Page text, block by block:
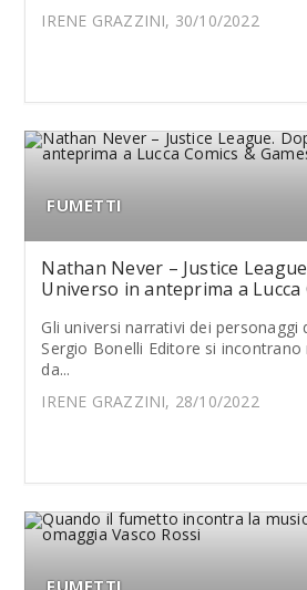
IRENE GRAZZINI, 30/10/2022
FUMETTI
Nathan Never – Justice
Universo in anteprima a Lucca
Gli universi narrativi dei personaggi
Sergio Bonelli Editore si
da...
IRENE GRAZZINI, 28/10/2022
FUMETTI